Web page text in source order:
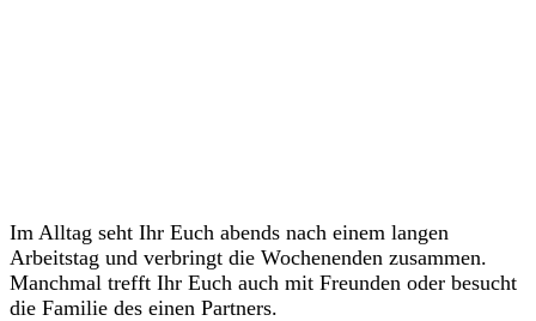
Im Alltag seht Ihr Euch abends nach einem langen
Arbeitstag und verbringt die Wochenenden zusammen.
Manchmal trefft Ihr Euch auch mit Freunden oder besucht
die Familie des einen Partners.